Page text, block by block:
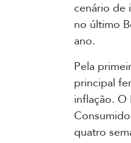
cenário de
no último
ano.
Pela
principal
inflação. O
quatro